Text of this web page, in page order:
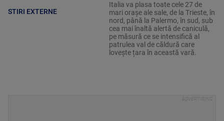
STIRI EXTERNE
Italia va plasa toate cele 27 de
mari orașe ale sale, de la Trieste, în
nord, până la Palermo, în sud, sub
cea mai înaltă alertă de caniculă,
pe măsură ce se intensifică al
patrulea val de căldură care
lovește țara în această vară.